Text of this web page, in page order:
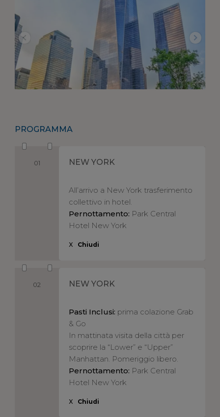
PROGRAMMA
01 NEW YORK
All’arrivo a New York trasferimento
collettivo in hotel.
Pernottamento: Park Central
Hotel New York
X Chiudi
02 NEW YORK
Pasti Inclusi: prima colazione Grab
& Go
In mattinata visita della città per
scoprire la “Lower” e “Upper”
Manhattan. Pomeriggio libero.
Pernottamento: Park Central
Hotel New York
X Chiudi